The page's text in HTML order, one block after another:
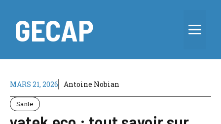
contenuGECAP
MARS 21, 2026 Antoine Nobian
Sante